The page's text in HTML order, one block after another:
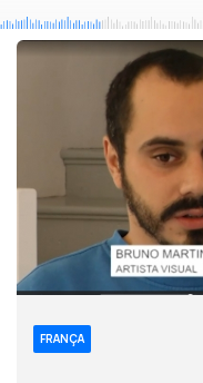
FRANÇA